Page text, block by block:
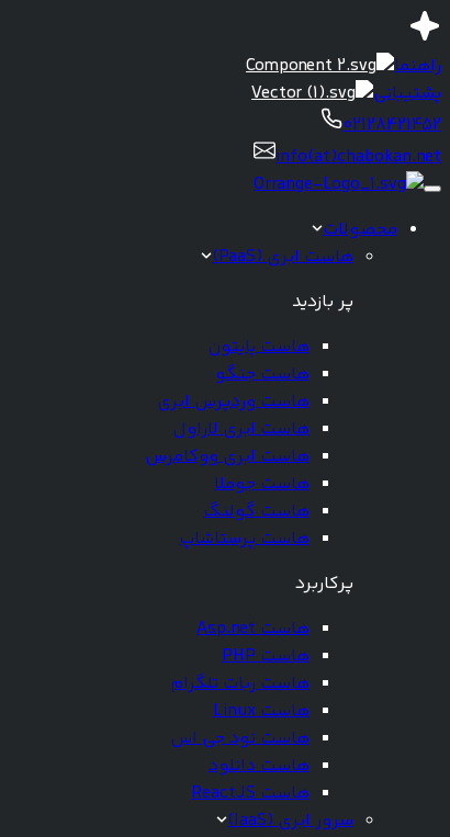
راهنما
پشتیبانی
02128421452
info(at)chabokan.net
محصولات
هاست ابری (PaaS)
پر بازدید
هاست پایتون
هاست جنگو
هاست وردپرس ابری
هاست ابری لاراول
هاست ابری ووکامرس
هاست جوملا
هاست گولنگ
هاست پرستاشاپ
پرکاربرد
هاست Asp.net
هاست PHP
هاست ربات تلگرام
هاست Linux
هاست نود جی اس
هاست دانلود
هاست ReactJS
سرور ابری (IaaS)